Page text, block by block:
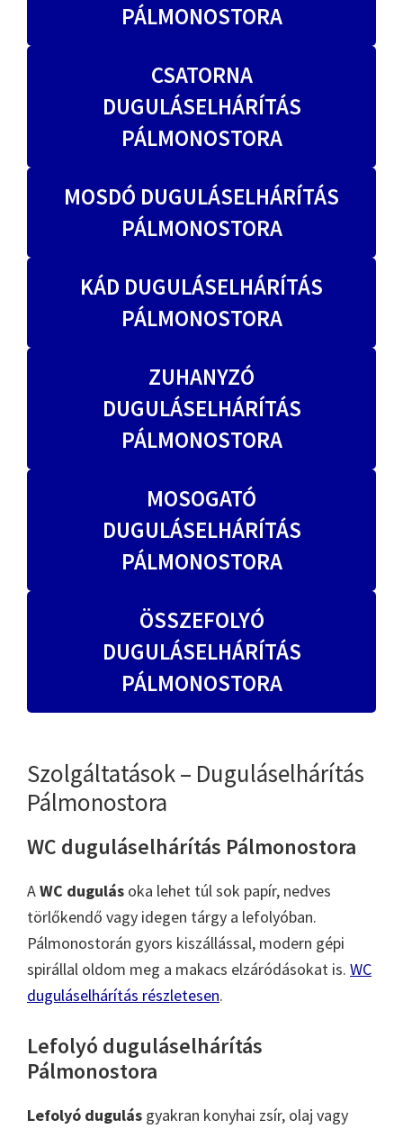
PÁLMONOSTORA
CSATORNA
DUGULÁSELHÁRÍTÁS
PÁLMONOSTORA
MOSDÓ DUGULÁSELHÁRÍTÁS
PÁLMONOSTORA
KÁD DUGULÁSELHÁRÍTÁS
PÁLMONOSTORA
ZUHANYZÓ
DUGULÁSELHÁRÍTÁS
PÁLMONOSTORA
MOSOGATÓ
DUGULÁSELHÁRÍTÁS
PÁLMONOSTORA
ÖSSZEFOLYÓ
DUGULÁSELHÁRÍTÁS
PÁLMONOSTORA
Szolgáltatások – Duguláselhárítás
Pálmonostora
WC duguláselhárítás Pálmonostora
AWC dugulás oka lehet túl sok papír, nedves
törlőkendő vagy idegen tárgy a lefolyóban.
Pálmonostorán gyors kiszállással, modern gépi
spirállal oldom meg a makacs elzáródásokat is. WC
duguláselhárítás részletesen.
Lefolyó duguláselhárítás
Pálmonostora
Lefolyó dugulás gyakran konyhai zsír, olaj vagy